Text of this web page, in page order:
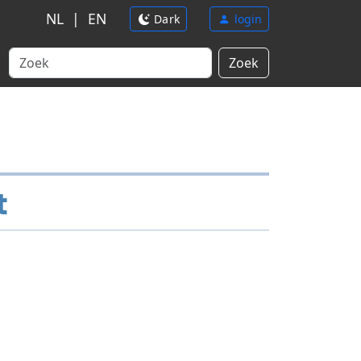
NL | EN Dark login
Zoek